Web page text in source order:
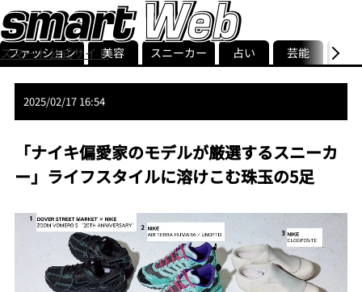
スマート公式サイト
smart最新号
記事一覧ランキング
ストリ
ファッション 美容 スニーカー 占い 芸能 グル
2025/02/17 16:54
「ナイキ偏愛家のモデルが厳選するスニーカ
ー」ライフスタイルに溶けこむ珠玉の5足